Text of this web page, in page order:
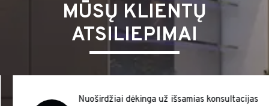
MŪSŲ KLIENTŲ
ATSILIEPIMAI
Nuoširdžiai dėkinga už išsamias konsultacijas